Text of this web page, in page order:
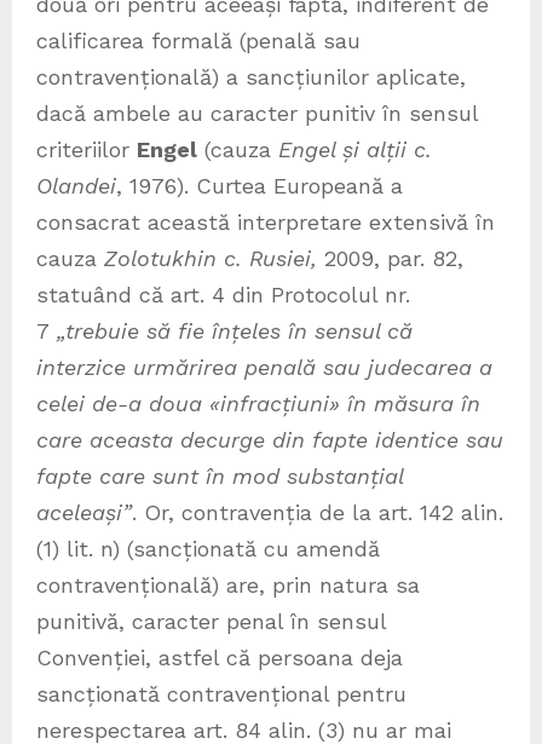
calificarea formală (penală sau
contravențională) a sancțiunilor aplicate,
dacă ambele au caracter punitiv în sensul
criteriilor Engel (cauza Engel și alții c.
Olandei, 1976). Curtea Europeană a
consacrat această interpretare extensivă în
cauza Zolotukhin c. Rusiei, 2009, par. 82,
statuând că art. 4 din Protocolul nr.
7 „trebuie să fie înțeles în sensul că
interzice urmărirea penală sau judecarea a
celei de-a doua «infracțiuni» în măsura în
care aceasta decurge din fapte identice sau
fapte care sunt în mod substanțial
aceleași”. Or, contravenția de la art. 142 alin.
(1) lit. n) (sancționată cu amendă
contravențională) are, prin natura sa
punitivă, caracter penal în sensul
Convenției, astfel că persoana deja
sancționată contravențional pentru
nerespectarea art. 84 alin. (3) nu ar mai